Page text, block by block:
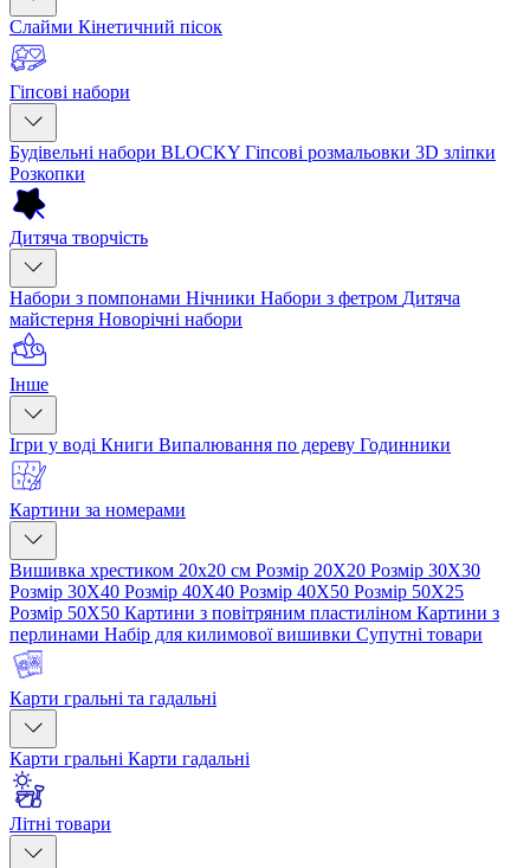
Слайми Кінетичний пісок
Гіпсові набори
Будівельні набори BLOCKY Гіпсові розмальовки 3D зліпки
Розкопки
Дитяча творчість
Набори з помпонами Нічники Набори з фетром Дитяча
майстерня Новорічні набори
Інше
Ігри у воді Книги Випалювання по дереву Годинники
Картини за номерами
Вишивка хрестиком 20х20 см Розмір 20Х20 Розмір 30Х30
Розмір 30Х40 Розмір 40Х40 Розмір 40Х50 Розмір 50Х25
Розмір 50Х50 Картини з повітряним пластиліном Картини з
перлинами Набір для килимової вишивки Супутні товари
Карти гральні та гадальні
Карти гральні Карти гадальні
Літні товари